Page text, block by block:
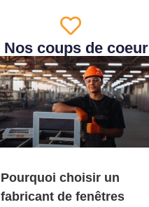
Nos coups de coeur
Pourquoi choisir un
fabricant de fenêtres